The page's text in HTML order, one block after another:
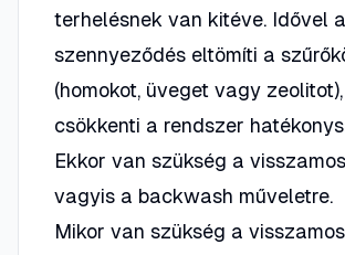
terhelésnek van kitéve. Idővel
szennyeződés eltömíti a
(homokot, üveget vagy
csökkenti a rendszer
Ekkor van szükség a
vagyis a backwash műveletre.
Mikor van szükség a